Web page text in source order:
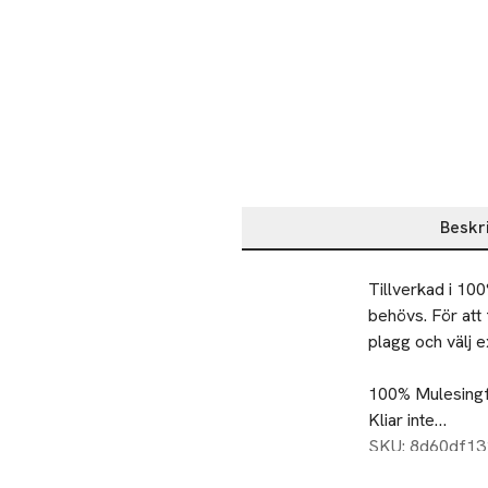
Beskrivning
Tillverkad i
behövs. För att
plagg och välj
100%
Kliar inte
Bevarar din
SKU: